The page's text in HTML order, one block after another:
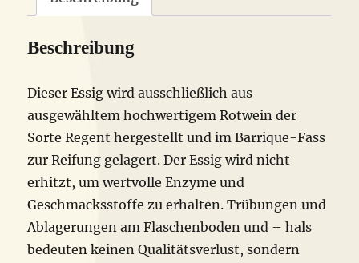
Beschreibung
Dieser Essig wird ausschließlich aus
ausgewähltem hochwertigem Rotwein der
Sorte Regent hergestellt und im Barrique-Fass
zur Reifung gelagert. Der Essig wird nicht
erhitzt, um wertvolle Enzyme und
Geschmacksstoffe zu erhalten. Trübungen und
Ablagerungen am Flaschenboden und – hals
bedeuten keinen Qualitätsverlust, sondern